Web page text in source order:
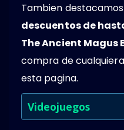
Tambien
descuentos de
The Ancient Magus
compra de
esta pagina.
Videojuegos